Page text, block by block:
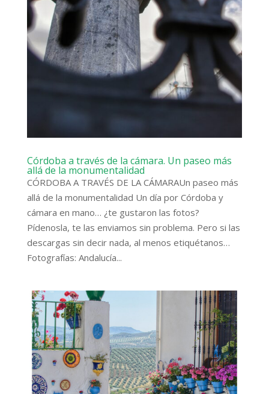
Córdoba a través de la cámara. Un paseo más
allá de la monumentalidad
CÓRDOBA A TRAVÉS DE LA CÁMARAUn paseo más
allá de la monumentalidad Un día por Córdoba y
cámara en mano… ¿te gustaron las fotos?
Pídenosla, te las enviamos sin problema. Pero si las
descargas sin decir nada, al menos etiquétanos…
Fotografías: Andalucía...